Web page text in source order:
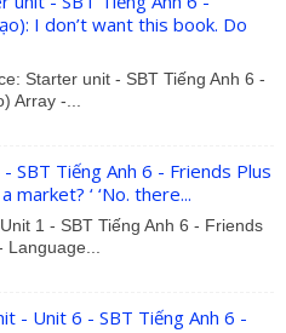
I don’t want this book. Do
Starter unit - SBT Tiếng Anh 6 -
Array -...
SBT Tiếng Anh 6 - Friends Plus
market? ‘ ‘No. there...
1 - SBT Tiếng Anh 6 - Friends
- Unit 6 - SBT Tiếng Anh 6 -